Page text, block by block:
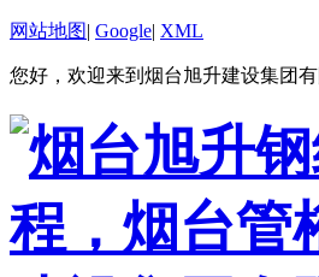
网站地图| Google| XML
您好，欢迎来到烟台旭升建设集团有